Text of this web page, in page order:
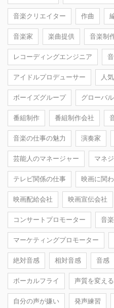
音楽クリエイター 作曲
音楽家 楽曲提供 音楽制
レコーディングエンジニア
アイドルプロデューサー 人
ボーイズグループ グローバ
番組制作 番組制作会社
音楽の仕事の魅力 演奏家
芸能人のマネージャー マネ
テレビ関係の仕事 映画に関
映画配給会社 映画宣伝会社
コンサートプロモーター 音
マーケティングプロモーター
絶対音感 相対音感 音感
ボーカルフライ 声質を変える
自分の声が嫌い 発声練習